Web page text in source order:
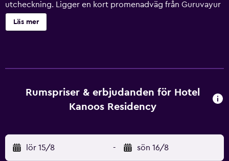
utcheckning. Ligger en kort promenadväg från Guruvayur
Sri Krishna Temple. Alla rum på Hotel Kanoos Residency är
luftkonditionerade och erbjuder vatten på flaska,
ligger nära Guruvayur Railway Station, vilket gör det
enkelt för gäster att upptäcka Guruvayoor och
Läs mer
Rumspriser & erbjudanden för Hotel
Kanoos Residency
lör 15/8 - sön 16/8